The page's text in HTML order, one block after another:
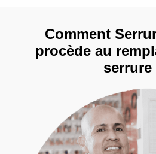
Comment
procède au
serrure